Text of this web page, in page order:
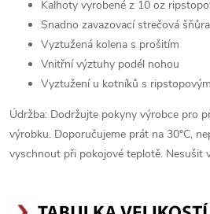
Kalhoty vyrobené z 10 oz
Snadno zavazovací strečová šňůra
Vyztužená kolena s prošitím
Vnitřní výztuhy podél nohou
Vyztužení u kotníků s
Údržba: Dodržujte pokyny výrobce pro
výrobku. Doporučujeme prát na 30°C,
vyschnout při pokojové teplotě. Nesušit